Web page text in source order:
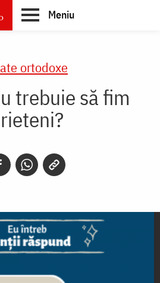
Meniu
ortodoxe
trebuie să fim